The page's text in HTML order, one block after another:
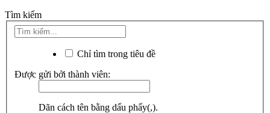
Tìm kiếm
Chỉ tìm trong tiêu đề
Được gửi bởi thành viên:
Dãn cách tên bằng dấu phẩy(,).